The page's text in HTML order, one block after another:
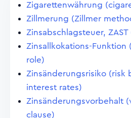
Zigarettenwährung
Zillmerung (Zillmer
Zinsabschlagsteuer,
Zinsallkokations-Funktion
role)
Zinsänderungsrisiko (risk
interest rates)
Zinsänderungsvorbehalt
clause)